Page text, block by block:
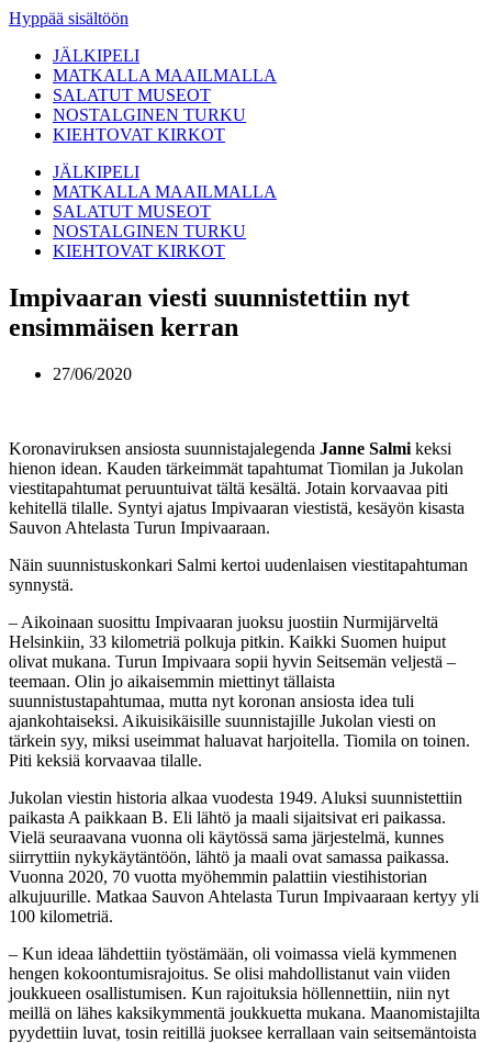
Hyppää sisältöön
JÄLKIPELI
MATKALLA MAAILMALLA
SALATUT MUSEOT
NOSTALGINEN TURKU
KIEHTOVAT KIRKOT
JÄLKIPELI
MATKALLA MAAILMALLA
SALATUT MUSEOT
NOSTALGINEN TURKU
KIEHTOVAT KIRKOT
Impivaaran viesti suunnistettiin nyt
ensimmäisen kerran
27/06/2020
Koronaviruksen ansiosta suunnistajalegenda Janne Salmi keksi
hienon idean. Kauden tärkeimmät tapahtumat Tiomilan ja Jukolan
viestitapahtumat peruuntuivat tältä kesältä. Jotain korvaavaa piti
kehitellä tilalle. Syntyi ajatus Impivaaran viestistä, kesäyön kisasta
Sauvon Ahtelasta Turun Impivaaraan.
Näin suunnistuskonkari Salmi kertoi uudenlaisen viestitapahtuman
synnystä.
– Aikoinaan suosittu Impivaaran juoksu juostiin Nurmijärveltä
Helsinkiin, 33 kilometriä polkuja pitkin. Kaikki Suomen huiput
olivat mukana. Turun Impivaara sopii hyvin Seitsemän veljestä –
teemaan. Olin jo aikaisemmin miettinyt tällaista
suunnistustapahtumaa, mutta nyt koronan ansiosta idea tuli
ajankohtaiseksi. Aikuisikäisille suunnistajille Jukolan viesti on
tärkein syy, miksi useimmat haluavat harjoitella. Tiomila on toinen.
Piti keksiä korvaavaa tilalle.
Jukolan viestin historia alkaa vuodesta 1949. Aluksi suunnistettiin
paikasta A paikkaan B. Eli lähtö ja maali sijaitsivat eri paikassa.
Vielä seuraavana vuonna oli käytössä sama järjestelmä, kunnes
siirryttiin nykykäytäntöön, lähtö ja maali ovat samassa paikassa.
Vuonna 2020, 70 vuotta myöhemmin palattiin viestihistorian
alkujuurille. Matkaa Sauvon Ahtelasta Turun Impivaaraan kertyy yli
100 kilometriä.
– Kun ideaa lähdettiin työstämään, oli voimassa vielä kymmenen
hengen kokoontumisrajoitus. Se olisi mahdollistanut vain viiden
joukkueen osallistumisen. Kun rajoituksia höllennettiin, niin nyt
meillä on lähes kaksikymmentä joukkuetta mukana. Maanomistajilta
pyydettiin luvat, tosin reitillä juoksee kerrallaan vain seitsemäntoista